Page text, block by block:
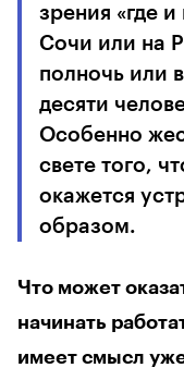
зрения «где
Сочи или на
полночь или
десяти
Особенно
свете того,
окажется
образом.
Что может
начинать
имеет смысл